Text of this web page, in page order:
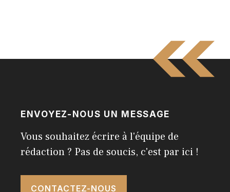
ENVOYEZ-NOUS UN MESSAGE
Vous souhaitez écrire à l'équipe de
rédaction ? Pas de soucis, c'est par ici !
CONTACTEZ-NOUS